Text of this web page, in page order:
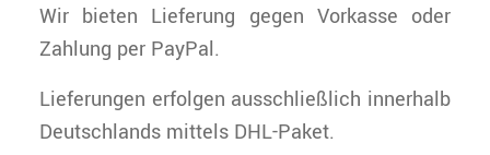
Wir bieten Lieferung gegen Vorkasse oder
Zahlung per PayPal.
Lieferungen erfolgen ausschließlich innerhalb
Deutschlands mittels DHL-Paket.